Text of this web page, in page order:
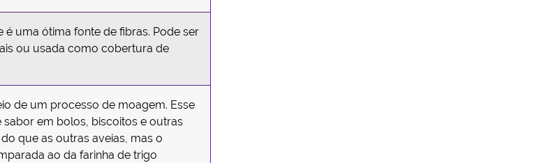
é uma ótima fonte de fibras. Pode ser
ou usada como cobertura de
de um processo de moagem. Esse
em bolos, biscoitos e outras
que as outras aveias, mas o
ao da farinha de trigo